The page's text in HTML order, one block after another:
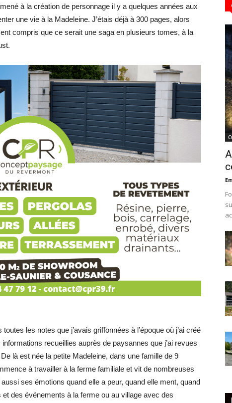
à la création de personnage il y a quelques années aux
une vie à la Madeleine. J’étais déjà à 300 pages, alors
compris que ce serait une saga en plusieurs tomes, à la
les notes que j’avais griffonnées à l’époque où j’ai créé
recueillies auprès de paysannes que j’ai revues
là est née la petite Madeleine, dans une famille de 9
à travailler à la ferme familiale et vit de nombreuses
ses émotions quand elle a peur, quand elle ment, quand
des événements à la ferme ou au village avec des